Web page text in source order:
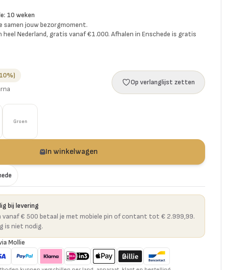
10 weken
samen jouw bezorgmoment.
heel Nederland, gratis vanaf €1.000. Afhalen in Enschede is gratis
Op verlanglijst zetten
Groen
In winkelwagen
bij levering
vanaf € 500 betaal je met mobiele pin of contant tot € 2.999,99.
is niet nodig.
Mollie